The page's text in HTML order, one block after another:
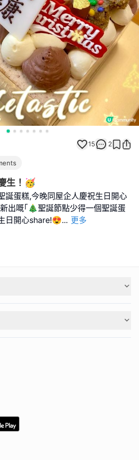
15 2
生！🥳
誕蛋糕,今晚同屋企人慶祝生日開心
出嘅｢🎄聖誕節點少得一個聖誕蛋
日開心share!😍... 更多